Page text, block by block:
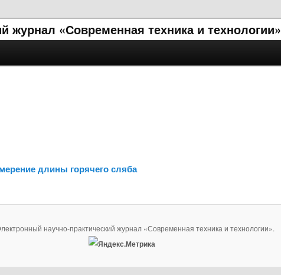
журнал «Современная техника и технологии»
длины горячего сляба
научно-практический журнал «Современная техника и технологии».